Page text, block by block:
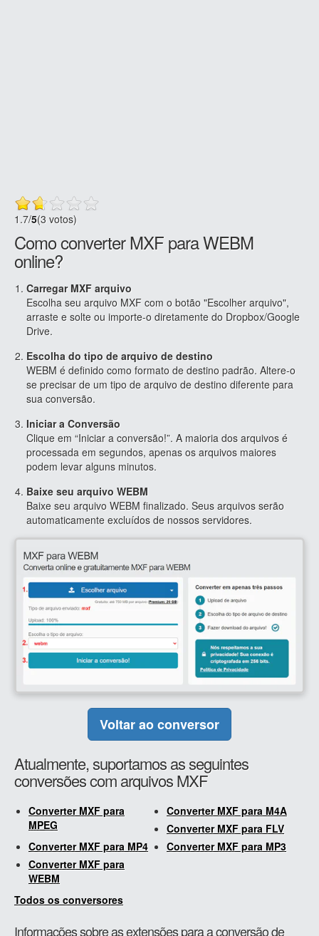
1.7/5(3 votos)
Como converter MXF para WEBM
online?
Carregar MXF arquivo
Escolha seu arquivo MXF com o botão "Escolher arquivo",
arraste e solte ou importe-o diretamente do Dropbox/Google
Drive.
Escolha do tipo de arquivo de destino
WEBM é definido como formato de destino padrão. Altere-o
se precisar de um tipo de arquivo de destino diferente para
sua conversão.
Iniciar a Conversão
Clique em “Iniciar a conversão!”. A maioria dos arquivos é
processada em segundos, apenas os arquivos maiores
podem levar alguns minutos.
Baixe seu arquivo WEBM
Baixe seu arquivo WEBM finalizado. Seus arquivos serão
automaticamente excluídos de nossos servidores.
Voltar ao conversor
Atualmente, suportamos as seguintes
conversões com arquivos MXF
Converter MXF para
MPEG
Converter MXF para M4A
Converter MXF para FLV
Converter MXF para MP4
Converter MXF para MP3
Converter MXF para
WEBM
Todos os conversores
Informações sobre as extensões para a conversão de